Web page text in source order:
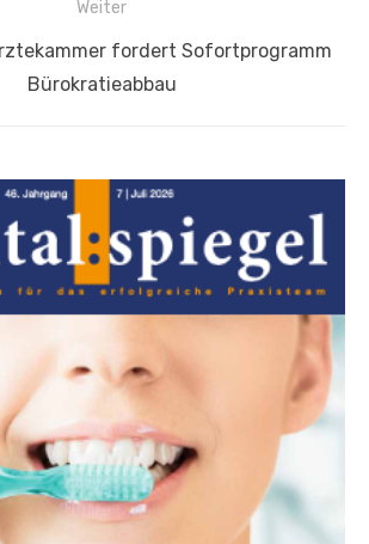
Weiter
fordert Sofortprogramm
Bürokratieabbau